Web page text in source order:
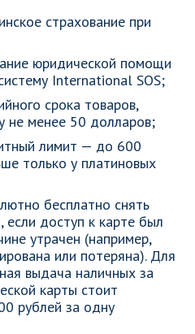
страхование при
юридической помощи
International SOS;
срока товаров,
не менее 50 долларов;
лимит — до 600
только у платиновых
бесплатно снять
если доступ к карте был
утрачен (например,
или потеряна). Для
выдача наличных за
карты стоит
рублей за одну